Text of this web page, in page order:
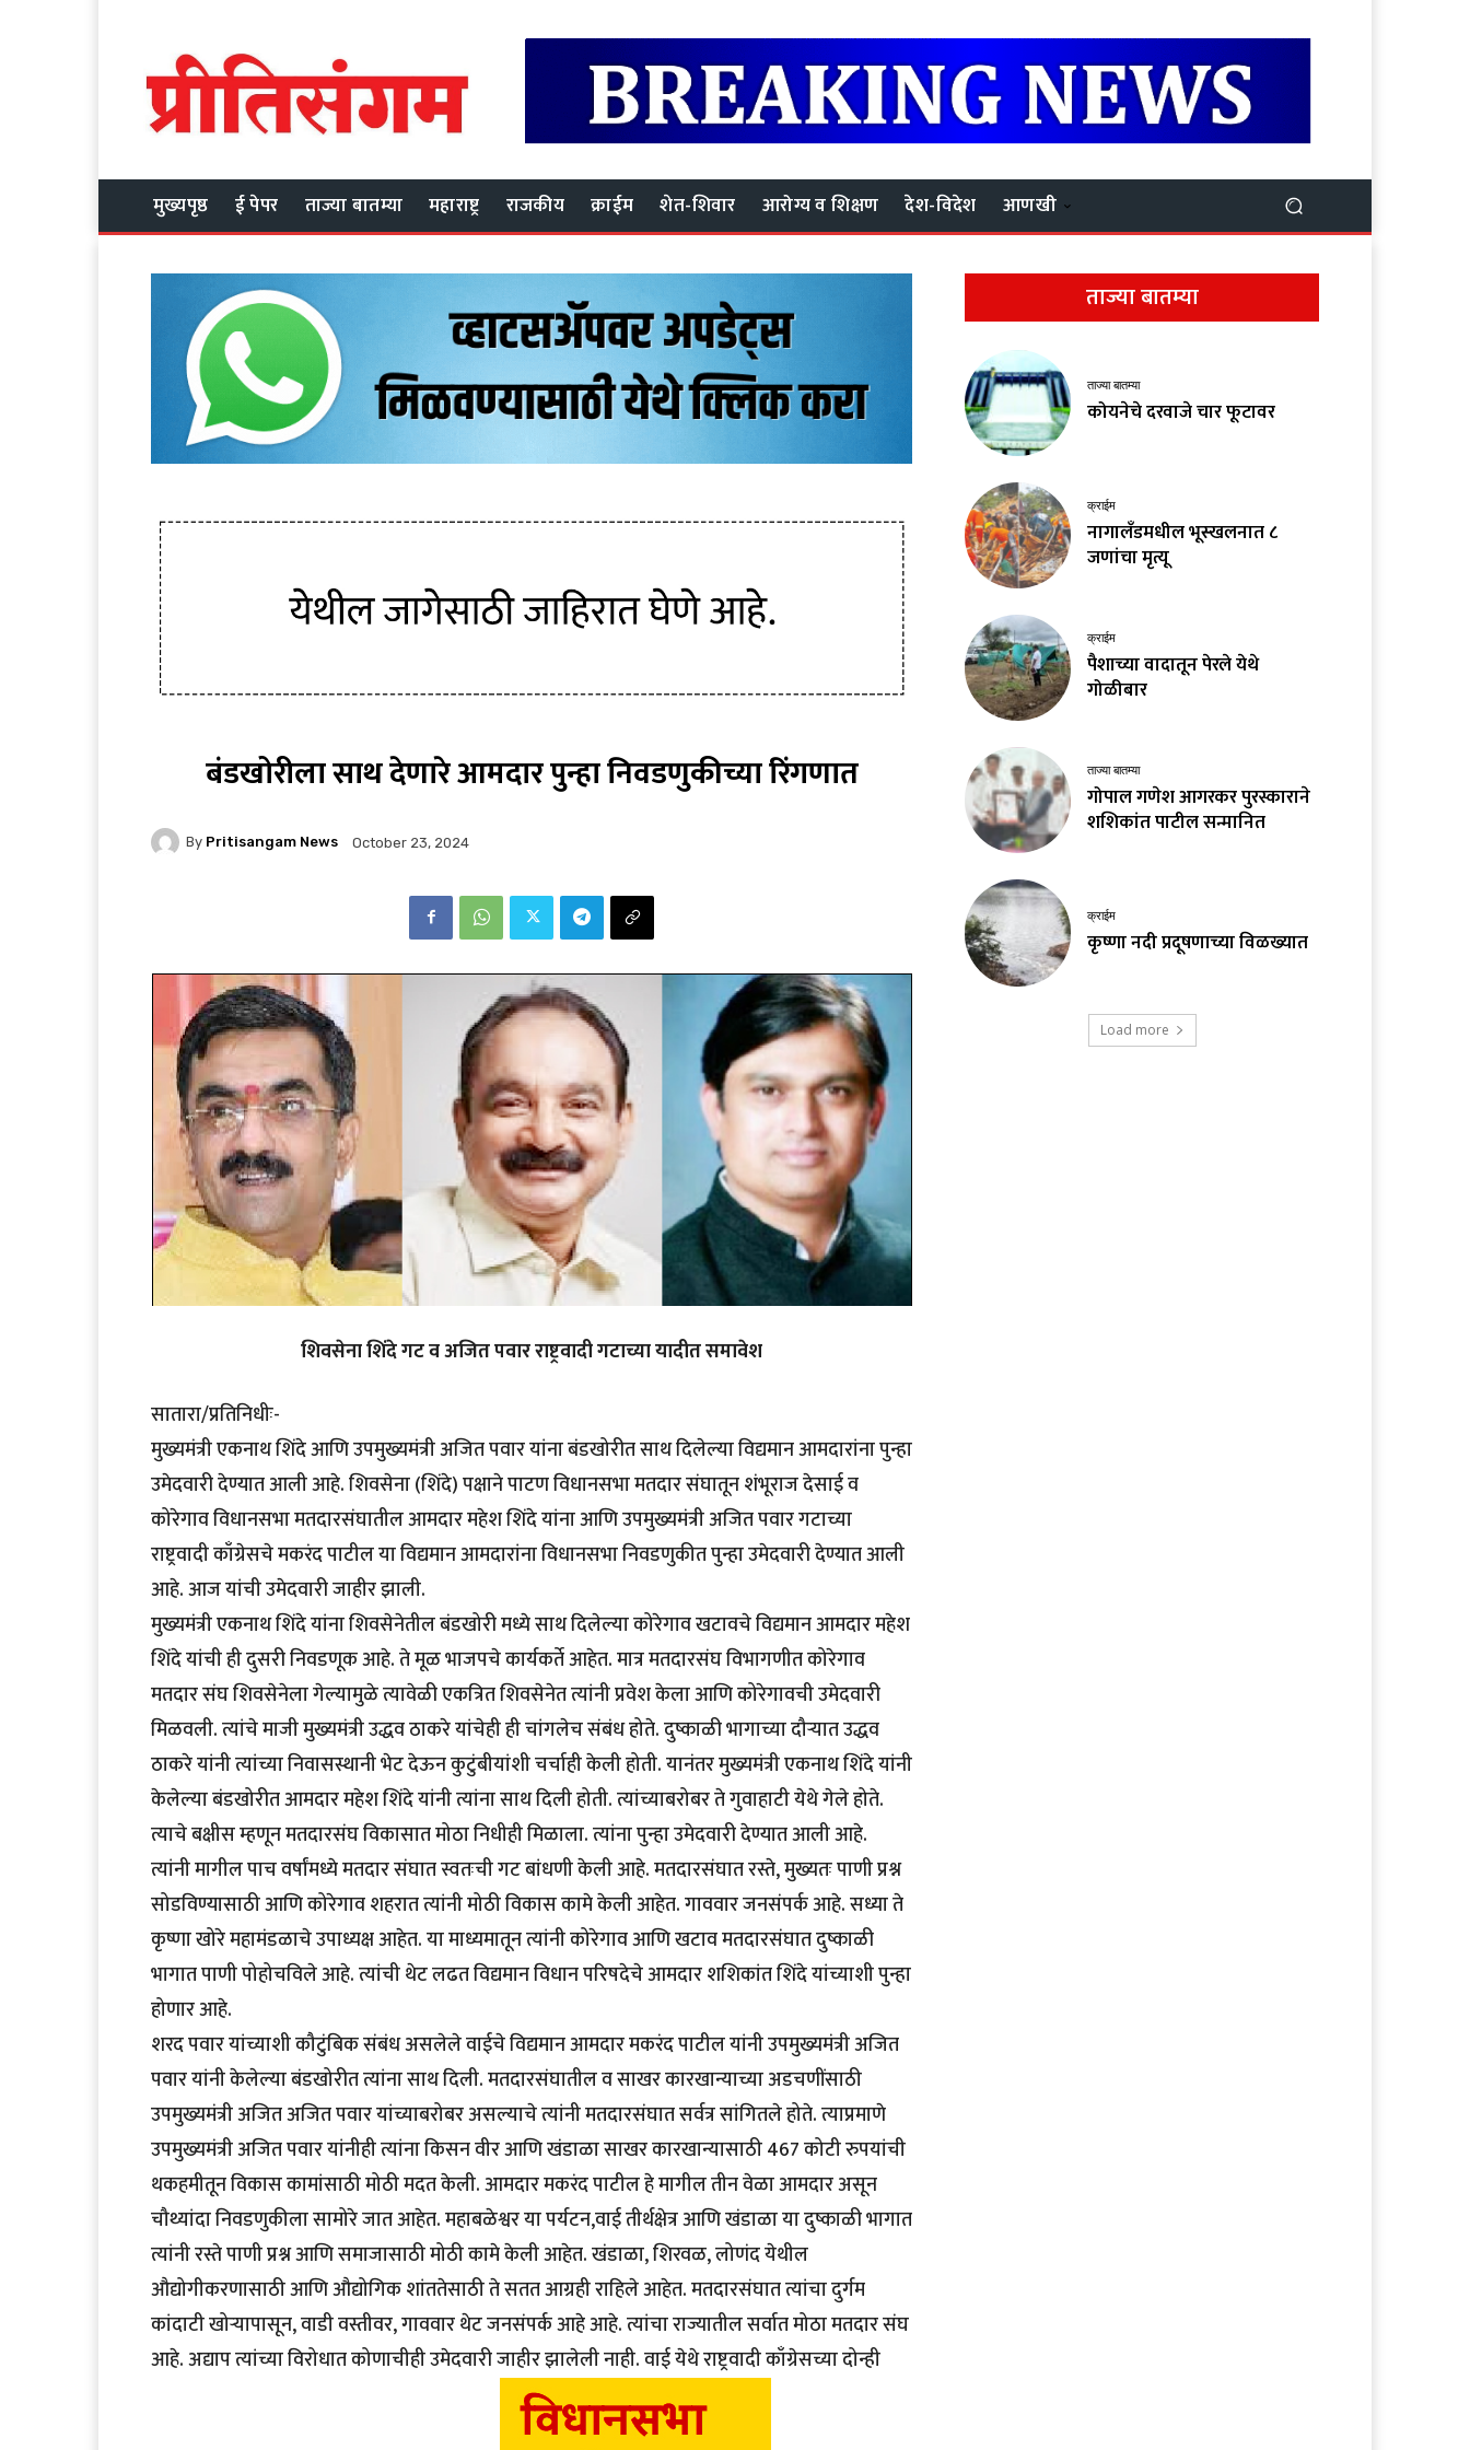
मुख्यपृष्ठ ई पेपर ताज्या बातम्या महाराष्ट्र राजकीय क्राईम शेत-शिवार आरोग्य व शिक्षण देश-विदेश आणखी
बंडखोरीला साथ देणारे आमदार पुन्हा निवडणुकीच्या रिंगणात
By Pritisangam News October 23, 2024
शिवसेना शिंदे गट व अजित पवार राष्ट्रवादी गटाच्या यादीत समावेश
सातारा/प्रतिनिधीः-
मुख्यमंत्री एकनाथ शिंदे आणि उपमुख्यमंत्री अजित पवार यांना बंडखोरीत साथ दिलेल्या विद्यमान आमदारांना पुन्हा
उमेदवारी देण्यात आली आहे. शिवसेना (शिंदे) पक्षाने पाटण विधानसभा मतदार संघातून शंभूराज देसाई व
कोरेगाव विधानसभा मतदारसंघातील आमदार महेश शिंदे यांना आणि उपमुख्यमंत्री अजित पवार गटाच्या
राष्ट्रवादी काँग्रेसचे मकरंद पाटील या विद्यमान आमदारांना विधानसभा निवडणुकीत पुन्हा उमेदवारी देण्यात आली
आहे. आज यांची उमेदवारी जाहीर झाली.
मुख्यमंत्री एकनाथ शिंदे यांना शिवसेनेतील बंडखोरी मध्ये साथ दिलेल्या कोरेगाव खटावचे विद्यमान आमदार महेश
शिंदे यांची ही दुसरी निवडणूक आहे. ते मूळ भाजपचे कार्यकर्ते आहेत. मात्र मतदारसंघ विभागणीत कोरेगाव
मतदार संघ शिवसेनेला गेल्यामुळे त्यावेळी एकत्रित शिवसेनेत त्यांनी प्रवेश केला आणि कोरेगावची उमेदवारी
मिळवली. त्यांचे माजी मुख्यमंत्री उद्धव ठाकरे यांचेही ही चांगलेच संबंध होते. दुष्काळी भागाच्या दौर्‍यात उद्धव
ठाकरे यांनी त्यांच्या निवासस्थानी भेट देऊन कुटुंबीयांशी चर्चाही केली होती. यानंतर मुख्यमंत्री एकनाथ शिंदे यांनी
केलेल्या बंडखोरीत आमदार महेश शिंदे यांनी त्यांना साथ दिली होती. त्यांच्याबरोबर ते गुवाहाटी येथे गेले होते.
त्याचे बक्षीस म्हणून मतदारसंघ विकासात मोठा निधीही मिळाला. त्यांना पुन्हा उमेदवारी देण्यात आली आहे.
त्यांनी मागील पाच वर्षांमध्ये मतदार संघात स्वतःची गट बांधणी केली आहे. मतदारसंघात रस्ते, मुख्यतः पाणी प्रश्न
सोडविण्यासाठी आणि कोरेगाव शहरात त्यांनी मोठी विकास कामे केली आहेत. गाववार जनसंपर्क आहे. सध्या ते
कृष्णा खोरे महामंडळाचे उपाध्यक्ष आहेत. या माध्यमातून त्यांनी कोरेगाव आणि खटाव मतदारसंघात दुष्काळी
भागात पाणी पोहोचविले आहे. त्यांची थेट लढत विद्यमान विधान परिषदेचे आमदार शशिकांत शिंदे यांच्याशी पुन्हा
होणार आहे.
शरद पवार यांच्याशी कौटुंबिक संबंध असलेले वाईचे विद्यमान आमदार मकरंद पाटील यांनी उपमुख्यमंत्री अजित
पवार यांनी केलेल्या बंडखोरीत त्यांना साथ दिली. मतदारसंघातील व साखर कारखान्याच्या अडचणींसाठी
उपमुख्यमंत्री अजित अजित पवार यांच्याबरोबर असल्याचे त्यांनी मतदारसंघात सर्वत्र सांगितले होते. त्याप्रमाणे
उपमुख्यमंत्री अजित पवार यांनीही त्यांना किसन वीर आणि खंडाळा साखर कारखान्यासाठी 467 कोटी रुपयांची
थकहमीतून विकास कामांसाठी मोठी मदत केली. आमदार मकरंद पाटील हे मागील तीन वेळा आमदार असून
चौथ्यांदा निवडणुकीला सामोरे जात आहेत. महाबळेश्वर या पर्यटन,वाई तीर्थक्षेत्र आणि खंडाळा या दुष्काळी भागात
त्यांनी रस्ते पाणी प्रश्न आणि समाजासाठी मोठी कामे केली आहेत. खंडाळा, शिरवळ, लोणंद येथील
औद्योगीकरणासाठी आणि औद्योगिक शांततेसाठी ते सतत आग्रही राहिले आहेत. मतदारसंघात त्यांचा दुर्गम
कांदाटी खोर्‍यापासून, वाडी वस्तीवर, गाववार थेट जनसंपर्क आहे आहे. त्यांचा राज्यातील सर्वात मोठा मतदार संघ
आहे. अद्याप त्यांच्या विरोधात कोणाचीही उमेदवारी जाहीर झालेली नाही. वाई येथे राष्ट्रवादी काँग्रेसच्या दोन्ही
ताज्या बातम्या
ताज्या बातम्या
कोयनेचे दरवाजे चार फूटावर
क्राईम
नागालँडमधील भूस्खलनात ८
जणांचा मृत्यू
क्राईम
पैशाच्या वादातून पेरले येथे
गोळीबार
ताज्या बातम्या
गोपाल गणेश आगरकर पुरस्काराने
शशिकांत पाटील सन्मानित
क्राईम
कृष्णा नदी प्रदूषणाच्या विळख्यात
Load more